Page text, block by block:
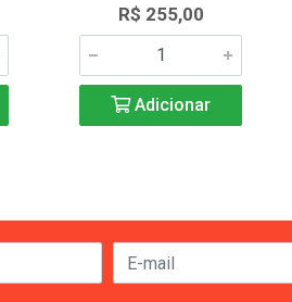
R$ 255,00
Adicionar